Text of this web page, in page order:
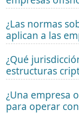
¿Las normas
aplican a las
¿Qué
estructuras
¿Una empresa
para operar